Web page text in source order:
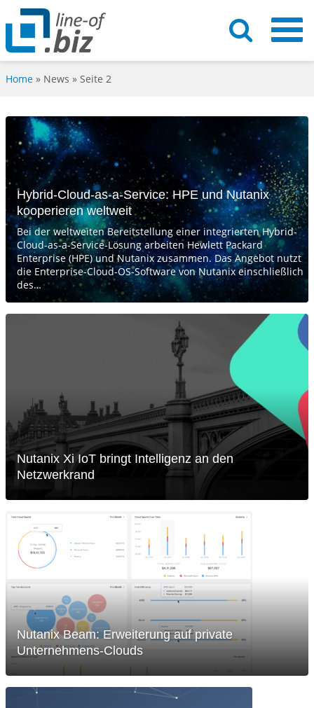
Home » News » Seite 2
Hybrid-Cloud-as-a-Service: HPE und Nutanix
kooperieren weltweit
Bei der weltweiten Bereitstellung einer integrierten Hybrid-
Cloud-as-a-Service-Lösung arbeiten Hewlett Packard
Enterprise (HPE) und Nutanix zusammen. Das Angebot nutzt
die Enterprise-Cloud-OS-Software von Nutanix einschließlich
des…
Nutanix Xi IoT bringt Intelligenz an den
Netzwerkrand
Nutanix Beam: Erweiterung auf private
Unternehmens-Clouds